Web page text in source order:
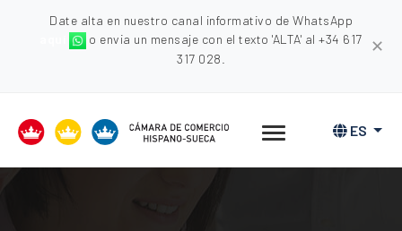
Date alta en nuestro canal informativo de WhatsApp
o envia un mensaje con el texto 'ALTA' al +34 617
317 028.
✕
ES